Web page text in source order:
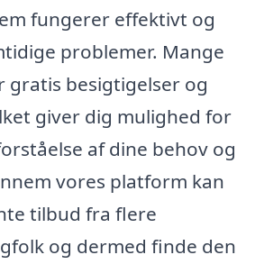
fungerer effektivt og
problemer. Mange
besigtigelser og
giver dig mulighed for
af dine behov og
vores platform kan
tilbud fra flere
og dermed finde den